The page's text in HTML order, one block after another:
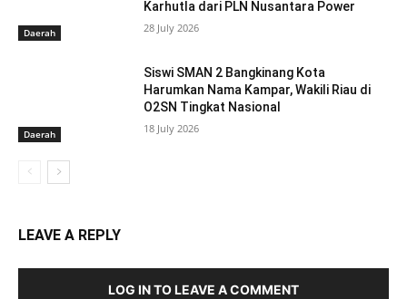
Daerah
Karhutla dari PLN Nusantara Power
28 July 2026
Daerah
Siswi SMAN 2 Bangkinang Kota
Harumkan Nama Kampar, Wakili Riau di
O2SN Tingkat Nasional
18 July 2026
LEAVE A REPLY
LOG IN TO LEAVE A COMMENT